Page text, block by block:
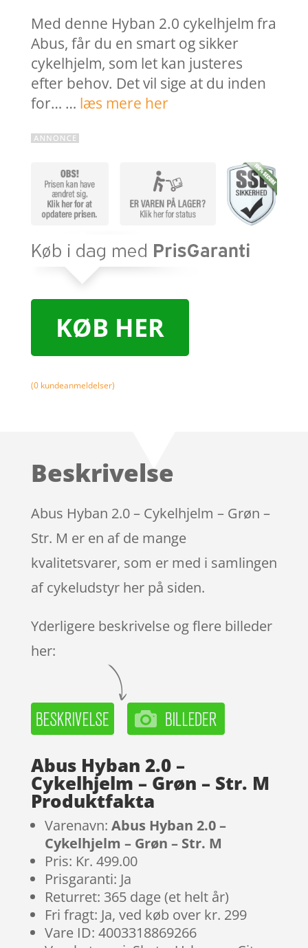
Med denne Hyban 2.0 cykelhjelm fra
Abus, får du en smart og sikker
cykelhjelm, som let kan justeres
efter behov. Det vil sige at du inden
for… … læs mere her
KØB HER
(0kundeanmeldelser)
Beskrivelse
Abus Hyban 2.0 – Cykelhjelm – Grøn –
Str. M er en af de mange
kvalitetsvarer, som er med i samlingen
af cykeludstyr her på siden.
Yderligere beskrivelse og flere billeder
her:
Abus Hyban 2.0 –
Cykelhjelm – Grøn – Str. M
Produktfakta
Varenavn: Abus Hyban 2.0 –
Cykelhjelm – Grøn – Str. M
Pris: Kr. 499.00
Prisgaranti: Ja
Returret: 365 dage (et helt år)
Fri fragt: Ja, ved køb over kr. 299
Vare ID: 4003318869266